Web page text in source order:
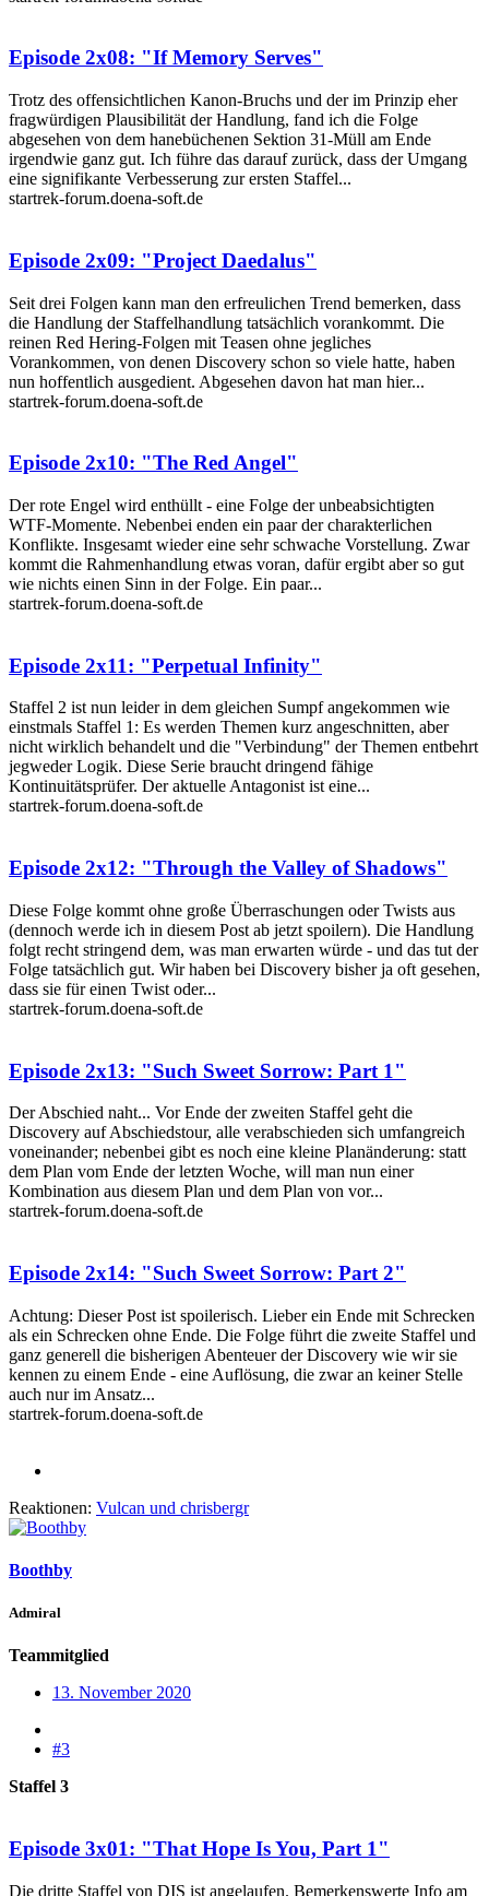
Episode 2x08: "If Memory Serves"
Trotz des offensichtlichen Kanon-Bruchs und der im Prinzip eher
fragwürdigen Plausibilität der Handlung, fand ich die Folge
abgesehen von dem hanebüchenen Sektion 31-Müll am Ende
irgendwie ganz gut. Ich führe das darauf zurück, dass der Umgang
eine signifikante Verbesserung zur ersten Staffel...
startrek-forum.doena-soft.de
Episode 2x09: "Project Daedalus"
Seit drei Folgen kann man den erfreulichen Trend bemerken, dass
die Handlung der Staffelhandlung tatsächlich vorankommt. Die
reinen Red Hering-Folgen mit Teasen ohne jegliches
Vorankommen, von denen Discovery schon so viele hatte, haben
nun hoffentlich ausgedient. Abgesehen davon hat man hier...
startrek-forum.doena-soft.de
Episode 2x10: "The Red Angel"
Der rote Engel wird enthüllt - eine Folge der unbeabsichtigten
WTF-Momente. Nebenbei enden ein paar der charakterlichen
Konflikte. Insgesamt wieder eine sehr schwache Vorstellung. Zwar
kommt die Rahmenhandlung etwas voran, dafür ergibt aber so gut
wie nichts einen Sinn in der Folge. Ein paar...
startrek-forum.doena-soft.de
Episode 2x11: "Perpetual Infinity"
Staffel 2 ist nun leider in dem gleichen Sumpf angekommen wie
einstmals Staffel 1: Es werden Themen kurz angeschnitten, aber
nicht wirklich behandelt und die "Verbindung" der Themen entbehrt
jegweder Logik. Diese Serie braucht dringend fähige
Kontinuitätsprüfer. Der aktuelle Antagonist ist eine...
startrek-forum.doena-soft.de
Episode 2x12: "Through the Valley of Shadows"
Diese Folge kommt ohne große Überraschungen oder Twists aus
(dennoch werde ich in diesem Post ab jetzt spoilern). Die Handlung
folgt recht stringend dem, was man erwarten würde - und das tut der
Folge tatsächlich gut. Wir haben bei Discovery bisher ja oft gesehen,
dass sie für einen Twist oder...
startrek-forum.doena-soft.de
Episode 2x13: "Such Sweet Sorrow: Part 1"
Der Abschied naht... Vor Ende der zweiten Staffel geht die
Discovery auf Abschiedstour, alle verabschieden sich umfangreich
voneinander; nebenbei gibt es noch eine kleine Planänderung: statt
dem Plan vom Ende der letzten Woche, will man nun einer
Kombination aus diesem Plan und dem Plan von vor...
startrek-forum.doena-soft.de
Episode 2x14: "Such Sweet Sorrow: Part 2"
Achtung: Dieser Post ist spoilerisch. Lieber ein Ende mit Schrecken
als ein Schrecken ohne Ende. Die Folge führt die zweite Staffel und
ganz generell die bisherigen Abenteuer der Discovery wie wir sie
kennen zu einem Ende - eine Auflösung, die zwar an keiner Stelle
auch nur im Ansatz...
startrek-forum.doena-soft.de
Reaktionen: Vulcan und chrisbergr
Boothby
Admiral
Teammitglied
13. November 2020
#3
Staffel 3
Episode 3x01: "That Hope Is You, Part 1"
Die dritte Staffel von DIS ist angelaufen. Bemerkenswerte Info am